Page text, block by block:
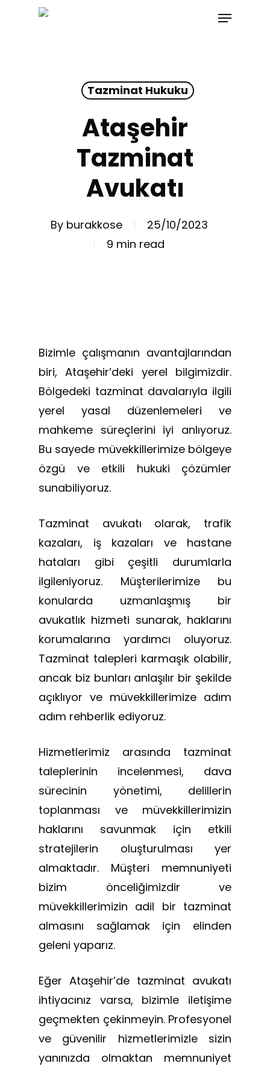
Menu
Tazminat Hukuku
Ataşehir
Tazminat
Avukatı
By burakkose
25/10/2023
9 min read
Bizimle çalışmanın avantajlarından
biri, Ataşehir’deki yerel bilgimizdir.
Bölgedeki tazminat davalarıyla ilgili
yerel yasal düzenlemeleri ve
mahkeme süreçlerini iyi anlıyoruz.
Bu sayede müvekkillerimize bölgeye
özgü ve etkili hukuki çözümler
sunabiliyoruz.
Tazminat avukatı olarak, trafik
kazaları, iş kazaları ve hastane
hataları gibi çeşitli durumlarla
ilgileniyoruz. Müşterilerimize bu
konularda uzmanlaşmış bir
avukatlık hizmeti sunarak, haklarını
korumalarına yardımcı oluyoruz.
Tazminat talepleri karmaşık olabilir,
ancak biz bunları anlaşılır bir şekilde
açıklıyor ve müvekkillerimize adım
adım rehberlik ediyoruz.
Hizmetlerimiz arasında tazminat
taleplerinin incelenmesi, dava
sürecinin yönetimi, delillerin
toplanması ve müvekkillerimizin
haklarını savunmak için etkili
stratejilerin oluşturulması yer
almaktadır. Müşteri memnuniyeti
bizim önceliğimizdir ve
müvekkillerimizin adil bir tazminat
almasını sağlamak için elinden
geleni yaparız.
Eğer Ataşehir’de tazminat avukatı
ihtiyacınız varsa, bizimle iletişime
geçmekten çekinmeyin. Profesyonel
ve güvenilir hizmetlerimizle sizin
yanınızda olmaktan memnuniyet